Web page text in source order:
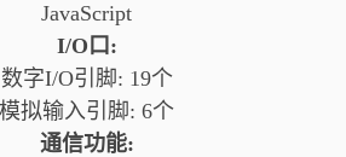
JavaScript
I/O口:
数字I/O引脚: 19个
模拟输入引脚: 6个
通信功能: